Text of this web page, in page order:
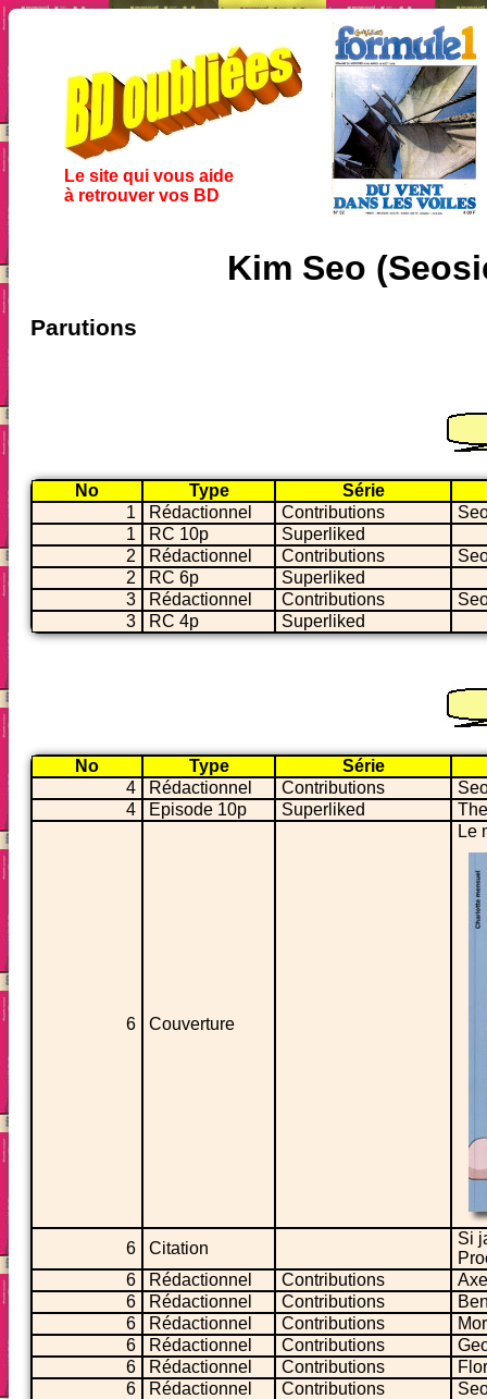
Le site qui vous aide
à retrouver vos BD
Kim Seo
Parutions
No Type
Série
1
Rédactionnel Contributions
1
RC 10p
Superliked
2
Rédactionnel Contributions
2
RC 6p
Superliked
3
Rédactionnel Contributions
3
RC 4p Superliked
No Type
Série
4
Rédactionnel Contributions
4
Episode 10p Superliked
6 Couverture
Le
6 Citation
Si
6
Rédactionnel Contributions
6
Rédactionnel Contributions
6
Rédactionnel Contributions
6
Rédactionnel Contributions
6
Rédactionnel Contributions
6
Rédactionnel Contributions